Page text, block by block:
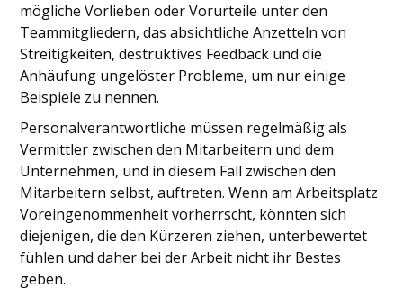
mögliche Vorlieben oder Vorurteile unter den
Teammitgliedern, das absichtliche Anzetteln von
Streitigkeiten, destruktives Feedback und die
Anhäufung ungelöster Probleme, um nur einige
Beispiele zu nennen.
Personalverantwortliche müssen regelmäßig als
Vermittler zwischen den Mitarbeitern und dem
Unternehmen, und in diesem Fall zwischen den
Mitarbeitern selbst, auftreten. Wenn am Arbeitsplatz
Voreingenommenheit vorherrscht, könnten sich
diejenigen, die den Kürzeren ziehen, unterbewertet
fühlen und daher bei der Arbeit nicht ihr Bestes
geben.